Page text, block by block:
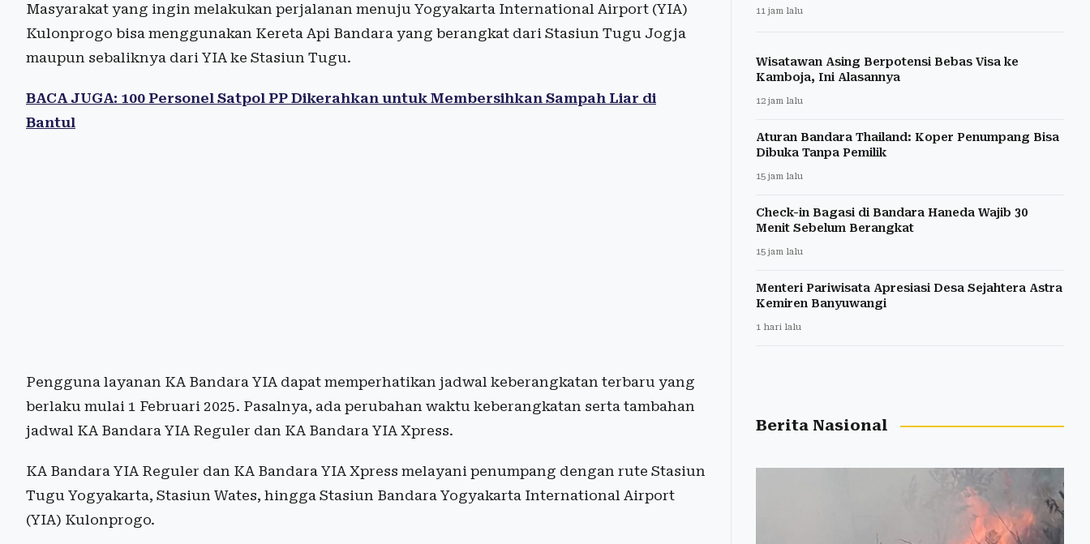
Masyarakat yang ingin melakukan perjalanan menuju Yogyakarta International Airport (YIA)
Kulonprogo bisa menggunakan Kereta Api Bandara yang berangkat dari Stasiun Tugu Jogja
maupun sebaliknya dari YIA ke Stasiun Tugu.
BACA JUGA: 100 Personel Satpol PP Dikerahkan untuk Membersihkan Sampah Liar di
Bantul
Pengguna layanan KA Bandara YIA dapat memperhatikan jadwal keberangkatan terbaru yang
berlaku mulai 1 Februari 2025. Pasalnya, ada perubahan waktu keberangkatan serta tambahan
jadwal KA Bandara YIA Reguler dan KA Bandara YIA Xpress.
KA Bandara YIA Reguler dan KA Bandara YIA Xpress melayani penumpang dengan rute Stasiun
Tugu Yogyakarta, Stasiun Wates, hingga Stasiun Bandara Yogyakarta International Airport
(YIA) Kulonprogo.
11 jam lalu
Wisatawan Asing Berpotensi Bebas Visa ke
Kamboja, Ini Alasannya
12 jam lalu
Aturan Bandara Thailand: Koper Penumpang Bisa
Dibuka Tanpa Pemilik
15 jam lalu
Check-in Bagasi di Bandara Haneda Wajib 30
Menit Sebelum Berangkat
15 jam lalu
Menteri Pariwisata Apresiasi Desa Sejahtera Astra
Kemiren Banyuwangi
1 hari lalu
Berita Nasional